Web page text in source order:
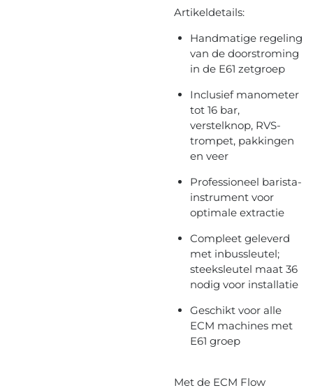
Artikeldetails:
Handmatige regeling
van de doorstroming
in de E61 zetgroep
Inclusief manometer
tot 16 bar,
verstelknop, RVS-
trompet, pakkingen
en veer
Professioneel barista-
instrument voor
optimale extractie
Compleet geleverd
met inbussleutel;
steeksleutel maat 36
nodig voor installatie
Geschikt voor alle
ECM machines met
E61 groep
Met de ECM Flow